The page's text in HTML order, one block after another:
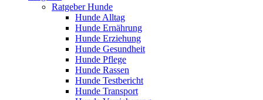
Ratgeber Hunde
Hunde Alltag
Hunde Ernährung
Hunde Erziehung
Hunde Gesundheit
Hunde Pflege
Hunde Rassen
Hunde Testbericht
Hunde Transport